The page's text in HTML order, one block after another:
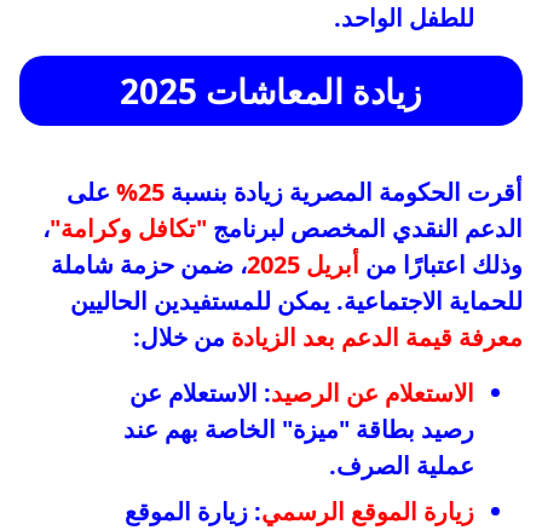
للطفل الواحد.
زيادة المعاشات 2025
أقرت الحكومة المصرية زيادة بنسبة 25%
على
الدعم النقدي المخصص لبرنامج "تكافل وكرامة"،
وذلك اعتبارًا من أبريل 2025
، ضمن حزمة شاملة
للحماية الاجتماعية. يمكن للمستفيدين الحاليين
معرفة قيمة الدعم بعد الزيادة من خلال:
الاستعلام عن الرصيد: الاستعلام عن
رصيد بطاقة "ميزة" الخاصة بهم عند
عملية الصرف.
زيارة الموقع الرسمي: زيارة الموقع